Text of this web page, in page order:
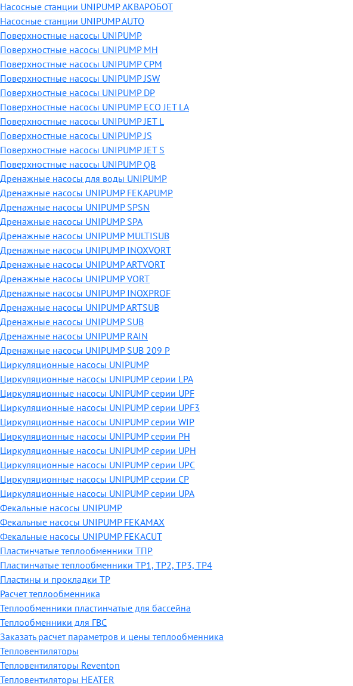
Насосные станции UNIPUMP АКВАРОБОТ
Насосные станции UNIPUMP AUTO
Поверхностные насосы UNIPUMP
Поверхностные насосы UNIPUMP MH
Поверхностные насосы UNIPUMP CPM
Поверхностные насосы UNIPUMP JSW
Поверхностные насосы UNIPUMP DP
Поверхностные насосы UNIPUMP ECO JET LA
Поверхностные насосы UNIPUMP JET L
Поверхностные насосы UNIPUMP JS
Поверхностные насосы UNIPUMP JET S
Поверхностные насосы UNIPUMP QB
Дренажные насосы для воды UNIPUMP
Дренажные насосы UNIPUMP FEKAPUMP
Дренажные насосы UNIPUMP SPSN
Дренажные насосы UNIPUMP SPA
Дренажные насосы UNIPUMP MULTISUB
Дренажные насосы UNIPUMP INOXVORT
Дренажные насосы UNIPUMP ARTVORT
Дренажные насосы UNIPUMP VORT
Дренажные насосы UNIPUMP INOXPROF
Дренажные насосы UNIPUMP ARTSUB
Дренажные насосы UNIPUMP SUB
Дренажные насосы UNIPUMP RAIN
Дренажные насосы UNIPUMP SUB 209 P
Циркуляционные насосы UNIPUMP
Циркуляционные насосы UNIPUMP серии LPA
Циркуляционные насосы UNIPUMP серии UPF
Циркуляционные насосы UNIPUMP серии UPF3
Циркуляционные насосы UNIPUMP серии WIP
Циркуляционные насосы UNIPUMP серии PH
Циркуляционные насосы UNIPUMP серии UPH
Циркуляционные насосы UNIPUMP серии UPC
Циркуляционные насосы UNIPUMP серии CP
Циркуляционные насосы UNIPUMP серии UPA
Фекальные насосы UNIPUMP
Фекальные насосы UNIPUMP FEKAMAX
Фекальные насосы UNIPUMP FEKACUT
Пластинчатые теплообменники ТПР
Пластинчатые теплообменники ТР1, ТР2, ТР3, ТР4
Пластины и прокладки ТР
Расчет теплообменника
Теплообменники пластинчатые для бассейна
Теплообменники для ГВС
Заказать расчет параметров и цены теплообменника
Тепловентиляторы
Тепловентиляторы Reventon
Тепловентиляторы HEATER